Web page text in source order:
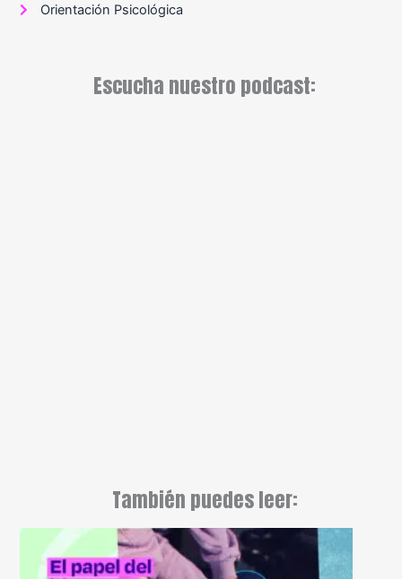
Orientación Psicológica
Escucha nuestro podcast:
También puedes leer: